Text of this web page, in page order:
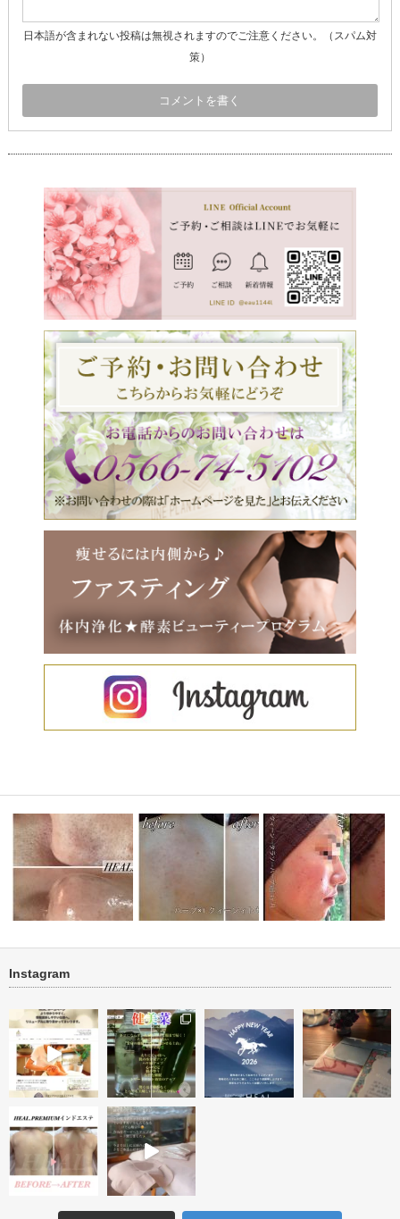
日本語が含まれない投稿は無視されますのでご注意ください。（スパム対
策）
ビフォ
ブライダル・背中ニキビ・ニキニキビ・ニキビ跡 肌再
Instagram